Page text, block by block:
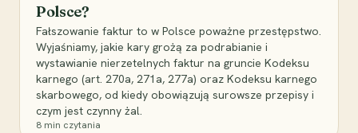
Polsce?
Fałszowanie faktur to w Polsce poważne przestępstwo.
Wyjaśniamy, jakie kary grożą za podrabianie i
wystawianie nierzetelnych faktur na gruncie Kodeksu
karnego (art. 270a, 271a, 277a) oraz Kodeksu karnego
skarbowego, od kiedy obowiązują surowsze przepisy i
czym jest czynny żal.
8 min czytania